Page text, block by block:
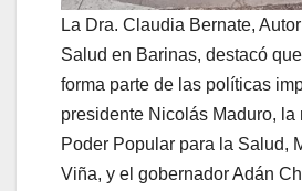
La Dra. Claudia Bernate,
Salud en Barinas, destacó
forma parte de las políticas
presidente Nicolás Maduro, la
Poder Popular para la Salud,
Viña, y el gobernador Adán